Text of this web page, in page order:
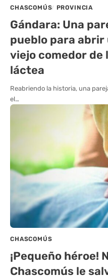
CHASCOMÚS PROVINCIA
Gándara: Una
pueblo para abrir
viejo comedor de
láctea
Reabriendo la historia, una
el…
CHASCOMÚS
¡Pequeño héroe!
Chascomús le